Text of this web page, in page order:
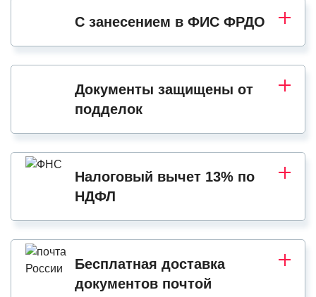
С занесением в ФИС ФРДО
Документы защищены от
подделок
Налоговый вычет 13% по
НДФЛ
Бесплатная доставка
документов почтой